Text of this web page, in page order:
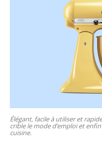
Élégant, facile à utiliser et
crible le mode d’emploi et
cuisine.